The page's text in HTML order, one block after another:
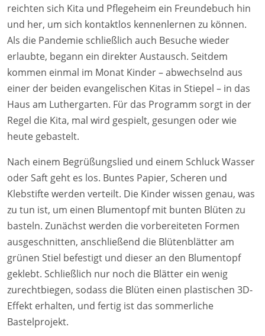
reichten sich Kita und Pflegeheim ein Freundebuch hin
und her, um sich kontaktlos kennenlernen zu können.
Als die Pandemie schließlich auch Besuche wieder
erlaubte, begann ein direkter Austausch. Seitdem
kommen einmal im Monat Kinder – abwechselnd aus
einer der beiden evangelischen Kitas in Stiepel – in das
Haus am Luthergarten. Für das Programm sorgt in der
Regel die Kita, mal wird gespielt, gesungen oder wie
heute gebastelt.
Nach einem Begrüßungslied und einem Schluck Wasser
oder Saft geht es los. Buntes Papier, Scheren und
Klebstifte werden verteilt. Die Kinder wissen genau, was
zu tun ist, um einen Blumentopf mit bunten Blüten zu
basteln. Zunächst werden die vorbereiteten Formen
ausgeschnitten, anschließend die Blütenblätter am
grünen Stiel befestigt und dieser an den Blumentopf
geklebt. Schließlich nur noch die Blätter ein wenig
zurechtbiegen, sodass die Blüten einen plastischen 3D-
Effekt erhalten, und fertig ist das sommerliche
Bastelprojekt.